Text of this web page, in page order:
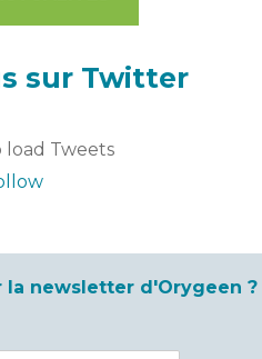
sur Twitter
load Tweets
la newsletter d'Orygeen ?